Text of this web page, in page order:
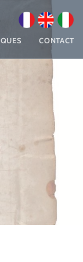
CONTACT